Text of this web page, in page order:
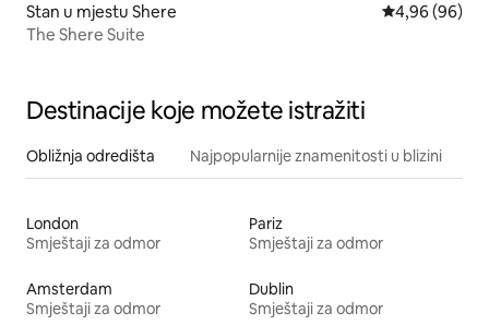
Stan u mjestu Shere Prosječna
4,96 (96)
The Shere Suite
Destinacije koje možete istražiti
Obližnja odredišta Najpopularnije znamenitosti u blizini
London
Smještaji za odmor
Pariz
Smještaji za odmor
Amsterdam
Smještaji za odmor
Dublin
Smještaji za odmor